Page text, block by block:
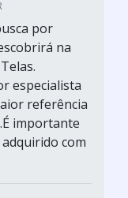
por
na
especialista
referência
importante
com